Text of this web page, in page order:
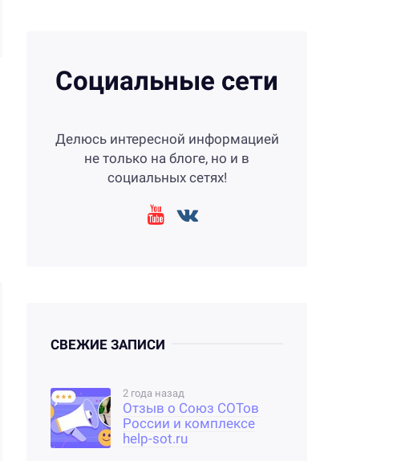
Социальные сети
Делюсь интересной информацией
не только на блоге, но и в
социальных сетях!
СВЕЖИЕ ЗАПИСИ
2 года назад
Отзыв о Союз СОТов
России и комплексе
help-sot.ru